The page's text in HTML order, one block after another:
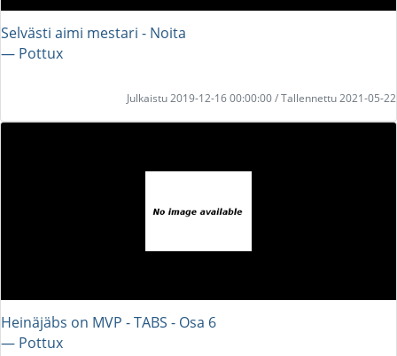
Selvästi aimi mestari - Noita
― Pottux
Julkaistu 2019-12-16 00:00:00 / Tallennettu 2021-05-22
Heinäjäbs on MVP - TABS - Osa 6
― Pottux